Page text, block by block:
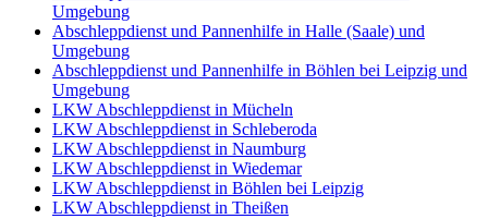
Umgebung
Abschleppdienst und Pannenhilfe in Halle (Saale) und
Umgebung
Abschleppdienst und Pannenhilfe in Böhlen bei Leipzig und
Umgebung
LKW Abschleppdienst in Mücheln
LKW Abschleppdienst in Schleberoda
LKW Abschleppdienst in Naumburg
LKW Abschleppdienst in Wiedemar
LKW Abschleppdienst in Böhlen bei Leipzig
LKW Abschleppdienst in Theißen